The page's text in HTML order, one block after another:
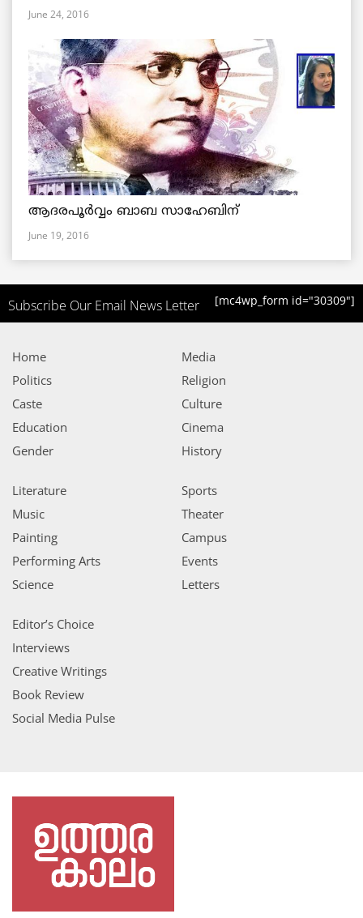
June 24, 2016
ആദരപൂര്‍വ്വം ബാബ സാഹേബിന്
June 19, 2016
Subscribe Our Email News Letter [mc4wp_form id="30309"]
Home
Politics
Caste
Education
Gender
Media
Religion
Culture
Cinema
History
Literature
Music
Painting
Performing Arts
Science
Sports
Theater
Campus
Events
Letters
Editor’s Choice
Interviews
Creative Writings
Book Review
Social Media Pulse